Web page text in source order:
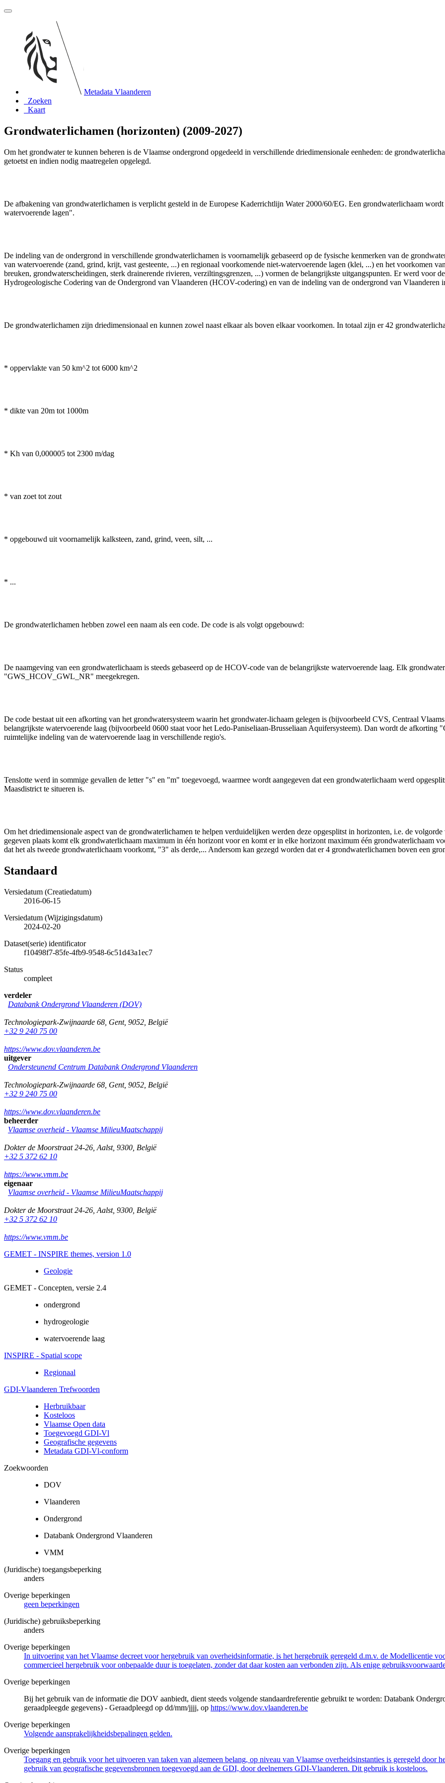
Metadata Vlaanderen
Zoeken
Kaart
Grondwaterlichamen (horizonten) (2009-2027)
Om het grondwater te kunnen beheren is de Vlaamse ondergrond opgedeeld in verschillende driedimensionale eenheden: de
getoetst en indien nodig maatregelen opgelegd.
De afbakening van grondwaterlichamen is verplicht gesteld in de Europese Kaderrichtlijn Water 2000/60/EG. Een grondwaterlichaam
watervoerende lagen".
De indeling van de ondergrond in verschillende grondwaterlichamen is voornamelijk gebaseerd op de fysische kenmerken van de
van watervoerende (zand, grind, krijt, vast gesteente, ...) en regionaal voorkomende niet-watervoerende lagen (klei, ...) en het voorkomen
breuken, grondwaterscheidingen, sterk drainerende rivieren, verziltingsgrenzen, ...) vormen de belangrijkste uitgangspunten. Er werd voor
Hydrogeologische Codering van de Ondergrond van Vlaanderen (HCOV-codering) en van de indeling van de ondergrond van Vlaanderen
De grondwaterlichamen zijn driedimensionaal en kunnen zowel naast elkaar als boven elkaar voorkomen. In totaal zijn er 42
* oppervlakte van 50 km^2 tot 6000 km^2
* dikte van 20m tot 1000m
* Kh van 0,000005 tot 2300 m/dag
* van zoet tot zout
* opgebouwd uit voornamelijk kalksteen, zand, grind, veen, silt, ...
* ...
De grondwaterlichamen hebben zowel een naam als een code. De code is als volgt opgebouwd:
De naamgeving van een grondwaterlichaam is steeds gebaseerd op de HCOV-code van de belangrijkste watervoerende laag. Elk
"GWS_HCOV_GWL_NR" meegekregen.
De code bestaat uit een afkorting van het grondwatersysteem waarin het grondwater-lichaam gelegen is (bijvoorbeeld CVS, Centraal
belangrijkste watervoerende laag (bijvoorbeeld 0600 staat voor het Ledo-Paniseliaan-Brusseliaan Aquifersysteem). Dan wordt de
ruimtelijke indeling van de watervoerende laag in verschillende regio's.
Tenslotte werd in sommige gevallen de letter "s" en "m" toegevoegd, waarmee wordt aangegeven dat een grondwaterlichaam werd
Maasdistrict te situeren is.
Om het driedimensionale aspect van de grondwaterlichamen te helpen verduidelijken werden deze opgesplitst in horizonten, i.e. de
gegeven plaats komt elk grondwaterlichaam maximum in één horizont voor en komt er in elke horizont maximum één grondwaterlichaam
dat het als tweede grondwaterlichaam voorkomt, "3" als derde,... Andersom kan gezegd worden dat er 4 grondwaterlichamen boven een
Standaard
Versiedatum (Creatiedatum)
2016-06-15
Versiedatum (Wijzigingsdatum)
2024-02-20
Dataset(serie) identificator
f10498f7-85fe-4fb9-9548-6c51d43a1ec7
Status
compleet
verdeler
Databank Ondergrond Vlaanderen (DOV)
Technologiepark-Zwijnaarde 68 Gent, 9052 België
+32 9 240 75 00
https://www.dov.vlaanderen.be
uitgever
Ondersteunend Centrum Databank Ondergrond Vlaanderen
Technologiepark-Zwijnaarde 68 Gent, 9052 België
+32 9 240 75 00
https://www.dov.vlaanderen.be
beheerder
Vlaamse overheid - Vlaamse MilieuMaatschappij
Dokter de Moorstraat 24-26 Aalst, 9300 België
+32 5 372 62 10
https://www.vmm.be
eigenaar
Vlaamse overheid - Vlaamse MilieuMaatschappij
Dokter de Moorstraat 24-26 Aalst, 9300 België
+32 5 372 62 10
https://www.vmm.be
GEMET - INSPIRE themes, version 1.0
Geologie
GEMET - Concepten, versie 2.4
ondergrond
hydrogeologie
watervoerende laag
INSPIRE - Spatial scope
Regionaal
GDI-Vlaanderen Trefwoorden
Herbruikbaar
Kosteloos
Vlaamse Open data
Toegevoegd GDI-Vl
Geografische gegevens
Metadata GDI-Vl-conform
Zoekwoorden
DOV
Vlaanderen
Ondergrond
Databank Ondergrond Vlaanderen
VMM
(Juridische) toegangsbeperking
anders
Overige beperkingen
geen beperkingen
(Juridische) gebruiksbeperking
anders
Overige beperkingen
In uitvoering van het Vlaamse decreet voor hergebruik van overheidsinformatie, is het hergebruik geregeld d.m.v. de Modellicentie
commercieel hergebruik voor onbepaalde duur is toegelaten, zonder dat daar kosten aan verbonden zijn. Als enige
Overige beperkingen
Bij het gebruik van de informatie die DOV aanbiedt, dient steeds volgende standaardreferentie gebruikt te worden: Databank
geraadpleegde gegevens) - Geraadpleegd op dd/mm/jjjj, op https://www.dov.vlaanderen.be
Overige beperkingen
Volgende aansprakelijkheidsbepalingen gelden.
Overige beperkingen
Toegang en gebruik voor het uitvoeren van taken van algemeen belang, op niveau van Vlaamse overheidsinstanties is geregeld door
gebruik van geografische gegevensbronnen toegevoegd aan de GDI, door deelnemers GDI-Vlaanderen. Dit gebruik is kosteloos.